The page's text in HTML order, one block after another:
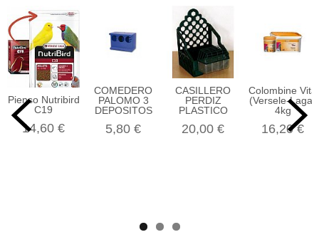
Pienso Nutribird
C19
14,60 €
COMEDERO
PALOMO 3
DEPOSITOS
5,80 €
CASILLERO
PERDIZ
PLASTICO
20,00 €
Colombine Vita
(Versele-Laga)
4kg
16,20 €